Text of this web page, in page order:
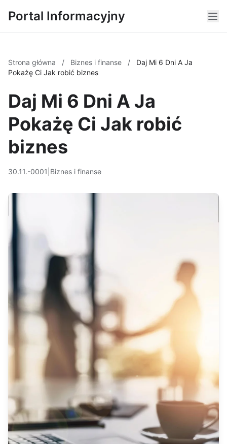
Portal Informacyjny
Strona główna / Biznes i finanse /
Daj Mi 6 Dni A Ja
Pokażę Ci Jak robić biznes
Daj Mi 6 Dni A Ja
Pokażę Ci Jak robić
biznes
30.11.-0001 Biznes i finanse